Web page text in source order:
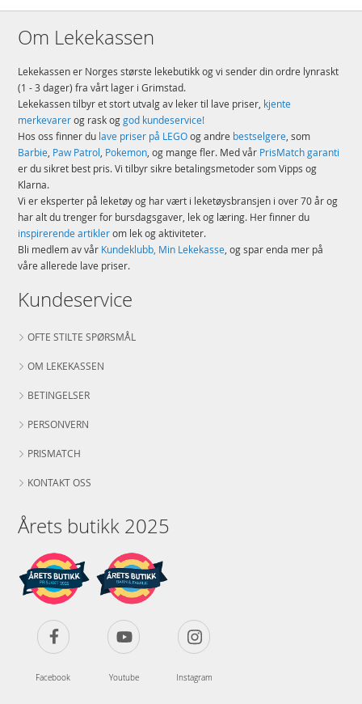
Om Lekekassen
Lekekassen er Norges største lekebutikk og vi sender din ordre lynraskt
(1 - 3 dager) fra vårt lager i Grimstad.
Lekekassen tilbyr et stort utvalg av leker til lave priser, kjente
merkevarerog rask oggod kundeservice!
Hos oss finner du lave priser på LEGOog andre bestselgere, som
Barbie, Paw Patrol, Pokemon, og mange fler. Med vår PrisMatch garanti
er du sikret best pris. Vi tilbyr sikre betalingsmetoder som Vipps og
Klarna.
Vi er eksperter på leketøy og har vært i leketøysbransjen i over 70 år og
har alt du trenger for bursdagsgaver, lek og læring. Her finner du
inspirerende artiklerom lek og aktiviteter.
Bli medlem av vår Kundeklubb, Min Lekekasse, og spar enda mer på
våre allerede lave priser.
Kundeservice
OFTE STILTE SPØRSMÅL
OM LEKEKASSEN
BETINGELSER
PERSONVERN
PRISMATCH
KONTAKT OSS
Årets butikk 2025
Facebook Youtube Instagram